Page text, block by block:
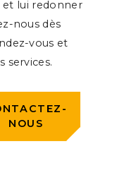
et lui redonner
nous dès
vous et
services.
NOUS